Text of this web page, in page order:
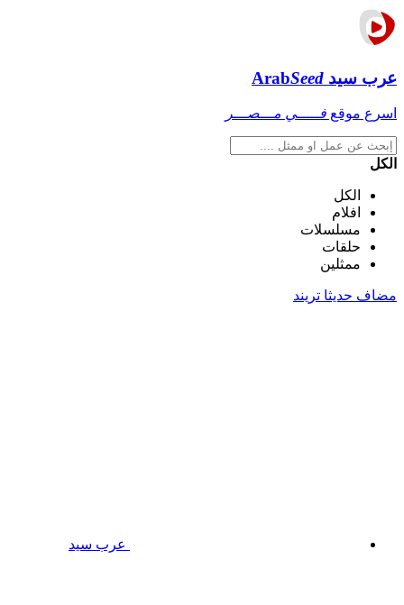
عرب سيد ArabSeed
اسرع موقع فـــــي مـــصـــر
الكل
الكل
افلام
مسلسلات
حلقات
ممثلين
مضاف حديثا تريند
عرب سيد